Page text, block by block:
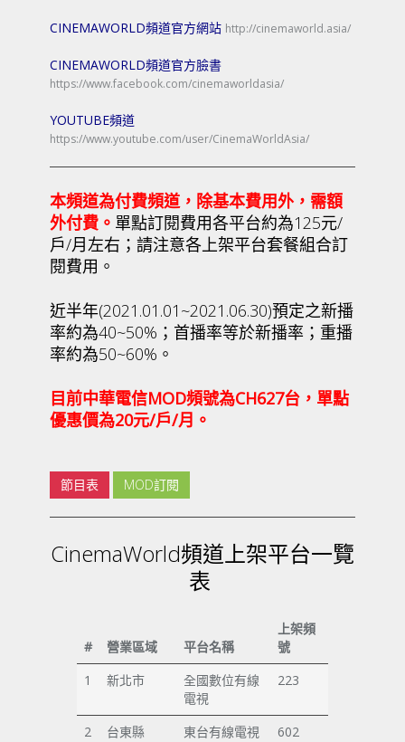
CINEMAWORLD頻道官方網站 http://cinemaworld.asia/
CINEMAWORLD頻道官方臉書
https://www.facebook.com/cinemaworldasia/
YOUTUBE頻道
https://www.youtube.com/user/CinemaWorldAsia/
本頻道為付費頻道，除基本費用外，需額
外付費。 單點訂閱費用各平台約為125元/
戶/月左右；請注意各上架平台套餐組合訂
閱費用。
近半年(2021.01.01~2021.06.30)預定之新播
率約為40~50%；首播率等於新播率；重播
率約為50~60%。
目前中華電信MOD頻號為CH627台，單點
優惠價為20元/戶/月。
節目表 MOD訂閱
CinemaWorld頻道上架平台一覽
表
# 營業區域 平台名稱
上架頻
號
1
新北市
全國數位有線
電視
223
2 台東縣 東台有線電視
602